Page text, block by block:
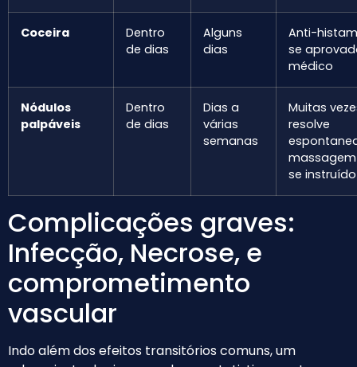
Coceira
Dentro
de dias
Alguns
dias
Anti-
se
médico
Nódulos
palpáveis
Dentro
de dias
Dias a
várias
semanas
Muitas
resolve
se instruído
Complicações graves:
Infecção, Necrose, e
comprometimento
vascular
Indo além dos efeitos transitórios comuns, um